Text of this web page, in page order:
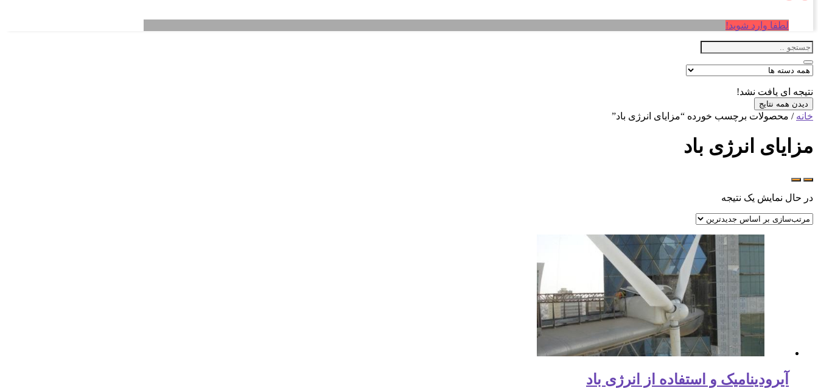
لطفا وارد شوید!
نتیجه ای یافت نشد!
دیدن همه نتایج
خانه / محصولات برچسب خورده “مزایای انرژی باد”
مزایای انرژی باد
در حال نمایش یک نتیجه
آیرودینامیک و استفاده از انرژی باد